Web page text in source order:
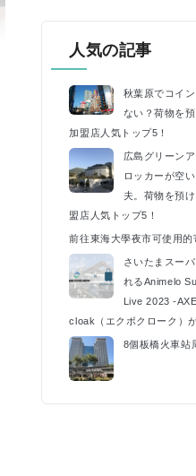
人気の記事
秋葉原でコイ
ない？荷物を
加盟店人気トップ5！
広島グリーン
ロッカーが空
夫。荷物を預
盟店人気トップ5！
前往東海大學夜市可使用的
さいたまスー
れるAnimelo
Live 2023 -
cloak（エクボクローク）
8個板橋火車站